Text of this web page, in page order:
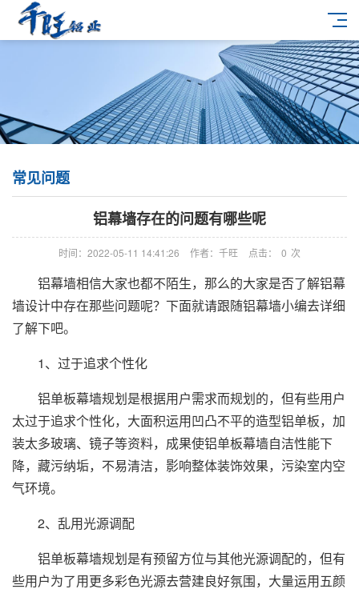
常见问题
铝幕墙存在的问题有哪些呢
时间：2022-05-11 14:41:26 作者：千旺 点击： 0 次
铝幕墙相信大家也都不陌生，那么的大家是否了解铝幕
墙设计中存在那些问题呢？下面就请跟随铝幕墙小编去详细
了解下吧。
1、过于追求个性化
铝单板幕墙规划是根据用户需求而规划的，但有些用户
太过于追求个性化，大面积运用凹凸不平的造型铝单板，加
装太多玻璃、镜子等资料，成果使铝单板幕墙自洁性能下
降，藏污纳垢，不易清洁，影响整体装饰效果，污染室内空
气环境。
2、乱用光源调配
铝单板幕墙规划是有预留方位与其他光源调配的，但有
些用户为了用更多彩色光源去营建良好氛围，大量运用五颜